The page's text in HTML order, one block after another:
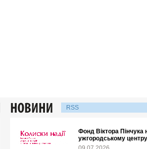
RSS
Фонд Віктора Пінчука
ужгородському